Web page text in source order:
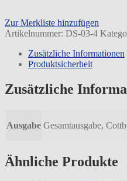
Zur Merkliste hinzufügen
Artikelnummer: DS-03-4
Zusätzliche Informationen
Produktsicherheit
Zusätzliche
Ausgabe Gesamtausgabe,
Ähnliche Produkte